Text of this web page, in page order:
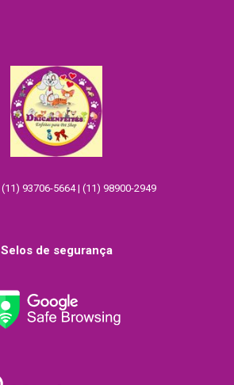
(11) 93706-5664 | (11) 98900-2949
Selos de segurança